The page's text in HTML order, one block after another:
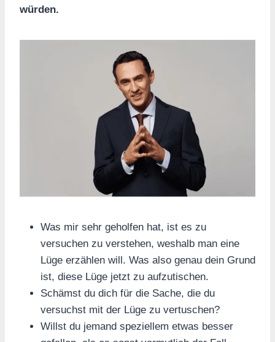
würden.
Was mir sehr geholfen hat, ist es zu
versuchen zu verstehen, weshalb man eine
Lüge erzählen will. Was also genau dein Grund
ist, diese Lüge jetzt zu aufzutischen.
Schämst du dich für die Sache, die du
versuchst mit der Lüge zu vertuschen?
Willst du jemand speziellem etwas besser